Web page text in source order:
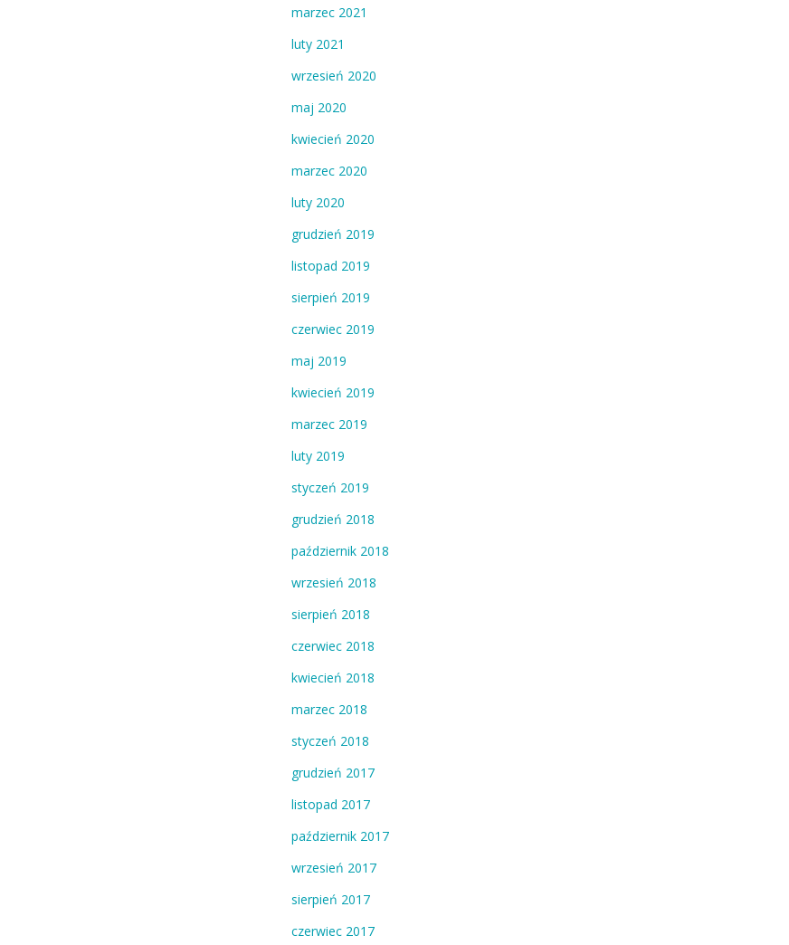
marzec 2021
luty 2021
wrzesień 2020
maj 2020
kwiecień 2020
marzec 2020
luty 2020
grudzień 2019
listopad 2019
sierpień 2019
czerwiec 2019
maj 2019
kwiecień 2019
marzec 2019
luty 2019
styczeń 2019
grudzień 2018
październik 2018
wrzesień 2018
sierpień 2018
czerwiec 2018
kwiecień 2018
marzec 2018
styczeń 2018
grudzień 2017
listopad 2017
październik 2017
wrzesień 2017
sierpień 2017
czerwiec 2017